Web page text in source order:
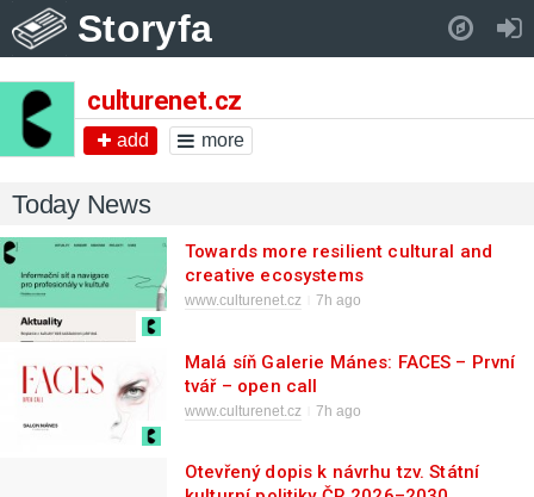
Storyfa
culturenet.cz
add more
Today News
Towards more resilient cultural and
creative ecosystems
www.culturenet.cz 7h ago
Malá síň Galerie Mánes: FACES – První
tvář – open call
www.culturenet.cz 7h ago
Otevřený dopis k návrhu tzv. Státní
Pull down to refresh..